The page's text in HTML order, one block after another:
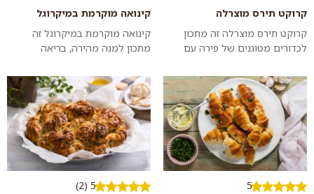
קרוקט תירס מוצרלה
קרוקט תירס מוצרלה זה מתכון
לכדורים מטוגנים של פירה עם
נישנוש מושלם או פתיח לארוחה
שיחט...
קינואה מוקרמת במיקרוגל
קינואה מוקרמת במיקרוגל זה
מתכון למנה מהירה, בריאה
השימוש במיקרו בבישול מבחינת
הטעמים והערכים ה...
5
5 (2)